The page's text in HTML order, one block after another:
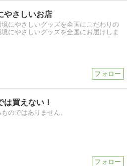
やさしいお店
にやさしいグッズを全国にこだわりの
にやさしいグッズを全国にお届けしま
は買えない！
のではありません。